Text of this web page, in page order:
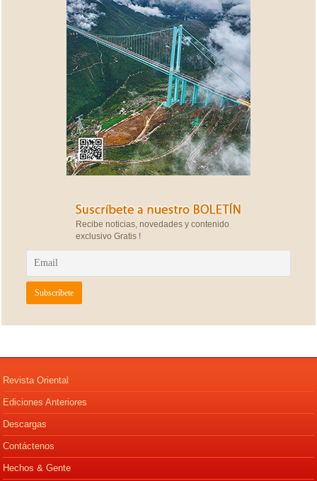
Recibe noticias, novedades y contenido
exclusivo Gratis !
Revista Oriental
Ediciones Anteriores
Descargas
Contáctenos
Hechos & Gente